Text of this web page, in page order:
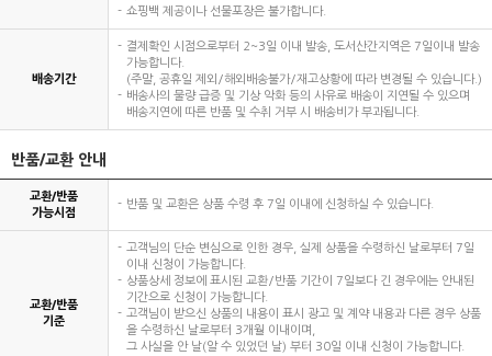
쇼핑백 제공이나 선물포장은 불가합니다.
배송기간
결제확인 시점으로부터 2~3일 이내 발송, 도서산간지역은 7일이내 발송
가능합니다.
(주말, 공휴일 제외/해외배송불가/재고상황에 따라 변경될 수 있습니다.)
배송사의 물량 급증 및 기상 악화 등의 사유로 배송이 지연될 수 있으며
배송지연에 따른 반품 및 수취 거부 시 배송비가 부과됩니다.
반품/교환 안내
교환/반품
가능시점
반품 및 교환은 상품 수령 후 7일 이내에 신청하실 수 있습니다.
교환/반품
기준
고객님의 단순 변심으로 인한 경우, 실제 상품을 수령하신 날로부터 7일
이내 신청이 가능합니다.
상품상세 정보에 표시된 교환/반품 기간이 7일보다 긴 경우에는 안내된
기간으로 신청이 가능합니다.
고객님이 받으신 상품의 내용이 표시 광고 및 계약 내용과 다른 경우 상품
을 수령하신 날로부터 3개월 이내이며,
그 사실을 안 날(알 수 있었던 날) 부터 30일 이내 신청이 가능합니다.